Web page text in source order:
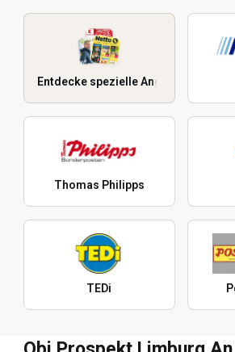
Entdecke spezielle Angebote
Thomas Philipps
TEDi